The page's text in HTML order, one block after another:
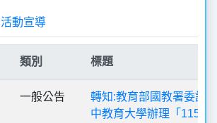
活動宣導
類別 標題
一般公告
轉知:教育部國教署委託
中教育大學辦理「115學